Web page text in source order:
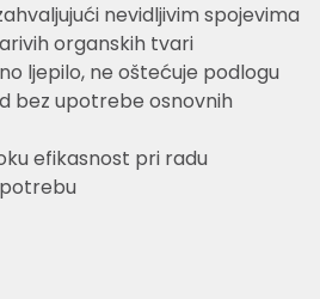
nevidljivim spojevima
organskih tvari
ljepilo, ne oštećuje podlogu
bez upotrebe osnovnih
efikasnost pri radu